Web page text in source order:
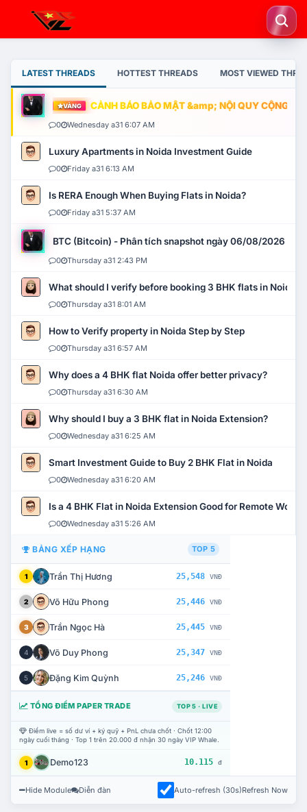
LATEST THREADS HOTTEST THREADS MOST VIEWED
VÀNG CẢNH BÁO BẢO MẬT &amp; NỘI QUY CỘNG
0 Wednesday a31 6:07 AM
Luxury Apartments in Noida Investment Guide
0 Friday a31 6:13 AM
Is RERA Enough When Buying Flats in Noida?
0 Friday a31 5:37 AM
BTC (Bitcoin) - Phân tích snapshot ngày 06/08/2026
0 Thursday a31 2:43 PM
What should I verify before booking 3 BHK flats in Noida?
0 Thursday a31 8:01 AM
How to Verify property in Noida Step by Step
0 Thursday a31 6:57 AM
Why does a 4 BHK flat Noida offer better privacy?
0 Thursday a31 6:30 AM
Why should I buy a 3 BHK flat in Noida Extension?
0 Wednesday a31 6:25 AM
Smart Investment Guide to Buy 2 BHK Flat in Noida
0 Wednesday a31 6:20 AM
Is a 4 BHK Flat in Noida Extension Good for Remote Work?
0 Wednesday a31 5:26 AM
BẢNG XẾP HẠNG TOP 5
1 Trần Thị Hương 25,548 VNĐ
2 Võ Hữu Phong 25,446 VNĐ
3 Trần Ngọc Hà 25,445 VNĐ
4 Võ Duy Phong 25,347 VNĐ
5 Đặng Kim Quỳnh 25,246 VNĐ
TỔNG ĐIỂM PAPER TRADE TOP 5 · LIVE
Điểm live = số dư ví + ký quỹ + PnL chưa chốt · Chốt 12:00
ngày cuối tháng · Top 1 trên 20.000 đ nhận 30 ngày VIP Whale.
1 Demo123 10.115 đ
Hide Module Diễn đàn Auto-refresh (30s)Refresh Now